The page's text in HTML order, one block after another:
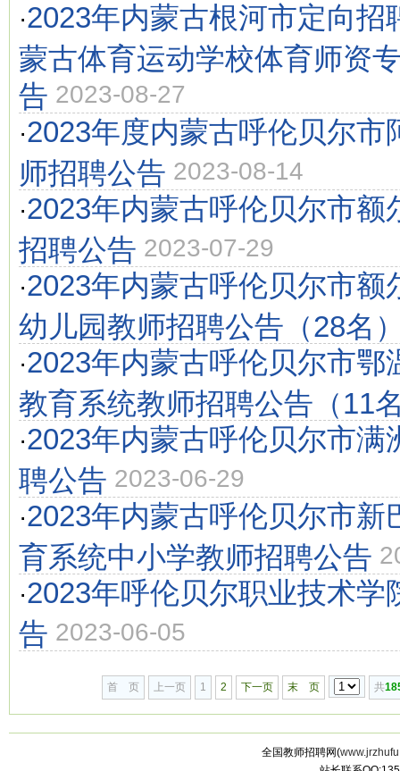
·2023年内蒙古根河市定向招
蒙古体育运动学校体育师资
告 2023-08-27
·2023年度内蒙古呼伦贝尔市
师招聘公告 2023-08-14
·2023年内蒙古呼伦贝尔市额
招聘公告 2023-07-29
·2023年内蒙古呼伦贝尔市额
幼儿园教师招聘公告（28名
·2023年内蒙古呼伦贝尔市鄂
教育系统教师招聘公告（11
·2023年内蒙古呼伦贝尔市满
聘公告 2023-06-29
·2023年内蒙古呼伦贝尔市新
育系统中小学教师招聘公告
·2023年呼伦贝尔职业技术学
告 2023-06-05
首 页 上一页 1 2 下一页 末 页 共
全国教师招聘网(